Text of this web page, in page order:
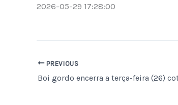
2026-05-29 17:28:00
PREVIOUS